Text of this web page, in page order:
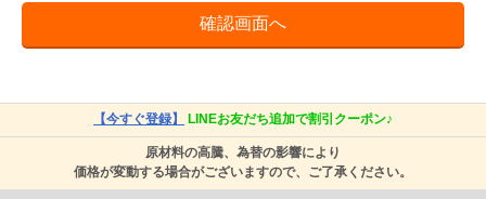
【今すぐ登録】 LINEお友だち追加で割引クーポン♪
原材料の高騰、為替の影響により
価格が変動する場合がございますので、ご了承ください。